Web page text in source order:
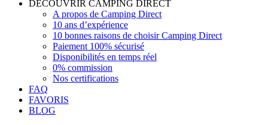
DÉCOUVRIR CAMPING DIRECT
A propos de Camping Direct
10 ans d’expérience
10 bonnes raisons de choisir Camping Direct
Paiement 100% sécurisé
Disponibilités en temps réel
0% commission
Nos certifications
FAQ
FAVORIS
BLOG